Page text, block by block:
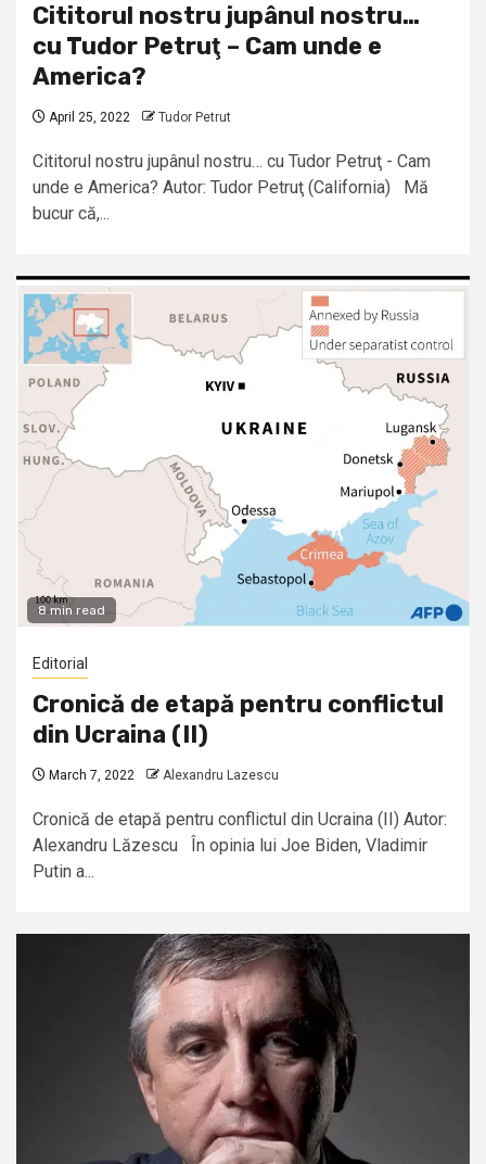
Cititorul nostru jupânul nostru…
cu Tudor Petruţ – Cam unde e
America?
April 25, 2022 Tudor Petrut
Cititorul nostru jupânul nostru… cu Tudor Petruţ - Cam
unde e America? Autor: Tudor Petruţ (California) Mă
bucur că,...
8 min read
Editorial
Cronică de etapă pentru conflictul
din Ucraina (II)
March 7, 2022 Alexandru Lazescu
Cronică de etapă pentru conflictul din Ucraina (II) Autor:
Alexandru Lăzescu În opinia lui Joe Biden, Vladimir
Putin a...